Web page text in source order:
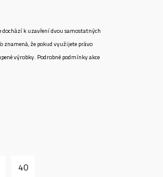
dochází k uzavření dvou samostatných
znamená, že pokud využijete právo
výrobky. Podrobné podmínky akce
40